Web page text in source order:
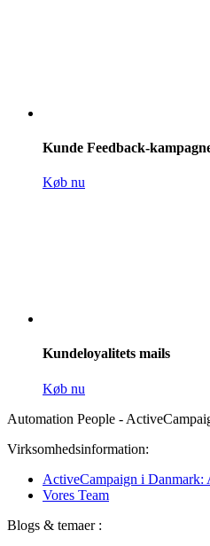
Kunde Feedback-
Køb nu
Kundeloyalitets mails
Køb nu
Automation People -
Virksomhedsinformation:
ActiveCampaign i Danmark:
Vores Team
Blogs & temaer :